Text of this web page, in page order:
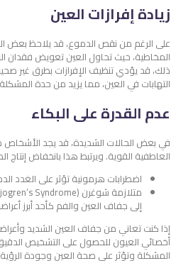
زيادة إفرازات العين
على الرغم من نقص الدموع، قد يلاحظ بعض
المخاطية، حيث تحاول العين تعويض فقدان
ذلك، قد يؤدي تنظيف الإفرازات بطرق غير
التهابات في العين، مما يزيد من حدة
عدم القدرة على البكاء
في بعض الحالات الشديدة، قد يجد
العاطفية القوية. ويرتبط هذا بانخفاض إنتاج
اضطرابات هرمونية تؤثر على الغدد
إلى جفاف العين والفم كأحد أبرز
إذا كنت تعاني من جفاف العين الشديد
أخصائي العيون للحصول على التشخيص
المشكلة وتؤثر على صحة العين وجودة